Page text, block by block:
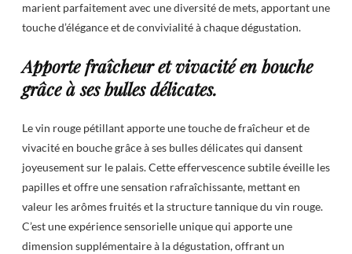
marient parfaitement avec une diversité de mets, apportant une
touche d’élégance et de convivialité à chaque dégustation.
Apporte fraîcheur et vivacité en bouche
grâce à ses bulles délicates.
Le vin rouge pétillant apporte une touche de fraîcheur et de
vivacité en bouche grâce à ses bulles délicates qui dansent
joyeusement sur le palais. Cette effervescence subtile éveille les
papilles et offre une sensation rafraîchissante, mettant en
valeur les arômes fruités et la structure tannique du vin rouge.
C’est une expérience sensorielle unique qui apporte une
dimension supplémentaire à la dégustation, offrant un